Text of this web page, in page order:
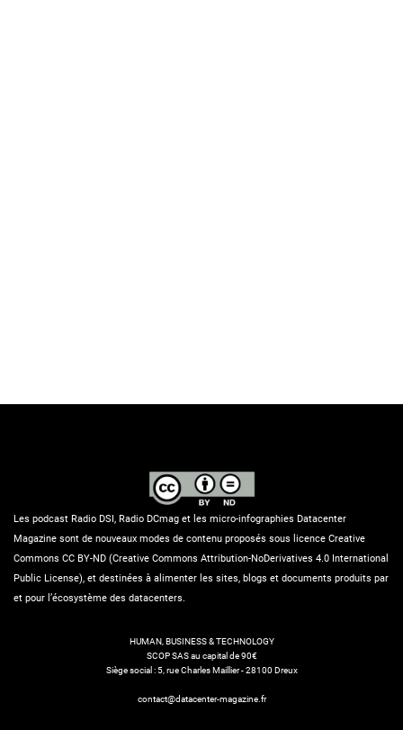
Les podcast Radio DSI, Radio DCmag et les micro-infographies Datacenter
Magazine sont de nouveaux modes de contenu proposés sous licence Creative
Commons CC BY-ND (Creative Commons Attribution-NoDerivatives 4.0 International
Public License), et destinées à alimenter les sites, blogs et documents produits par
et pour l’écosystème des datacenters.
HUMAN, BUSINESS & TECHNOLOGY
SCOP SAS au capital de 90€
Siège social : 5, rue Charles Maillier - 28100 Dreux
contact@datacenter-magazine.fr